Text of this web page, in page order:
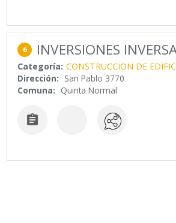
6 INVERSIONES
Categoría: CONSTRUCCION DE
Dirección: San Pablo 3770
Comuna: Quinta Normal
